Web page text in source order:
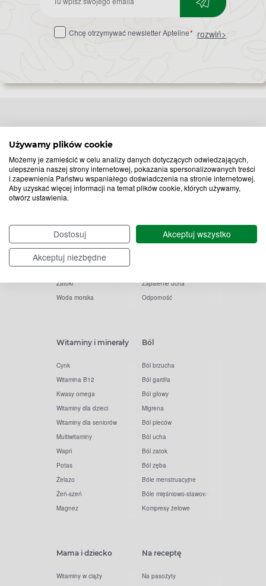
Używamy plików cookie
Możemy je zamieścić w celu analizy danych dotyczących odwiedzających,
ulepszenia naszej strony internetowej, pokazania spersonalizowanych treści
i zapewnienia Państwu wspaniałego doświadczenia na stronie internetowej.
Aby uzyskać więcej informacji na temat plików cookie, których używamy,
otwórz ustawienia.
Dostosuj
Akceptuj wszystko
Akceptuj niezbędne
do
Chcę otrzymywać newsletter Apteline* rozwiń>
Witamina C
Krople do oczu
Tran
Ibuprofen
Melatonina
Elektrolity
Kolagen
Zatoki
Woda morska
Krople do nosa
Inhalacje
Olejki eteryczne
Zapalenie ucha
Odporność
Witaminy i minerały
Cynk
Witamina B12
Kwasy omega
Witaminy dla dzieci
Witaminy dla seniorów
Multiwitaminy
Wapń
Potas
Żelazo
Żeń-szeń
Magnez
Ból
Ból brzucha
Ból gardła
Ból głowy
Migrena
Ból pleców
Ból ucha
Ból zatok
Ból zęba
Bóle menstruacyjne
Bóle mięśniowo-stawowe
Kompresy żelowe
Mama i dziecko
Witaminy w ciąży
Na receptę
Na pasożyty